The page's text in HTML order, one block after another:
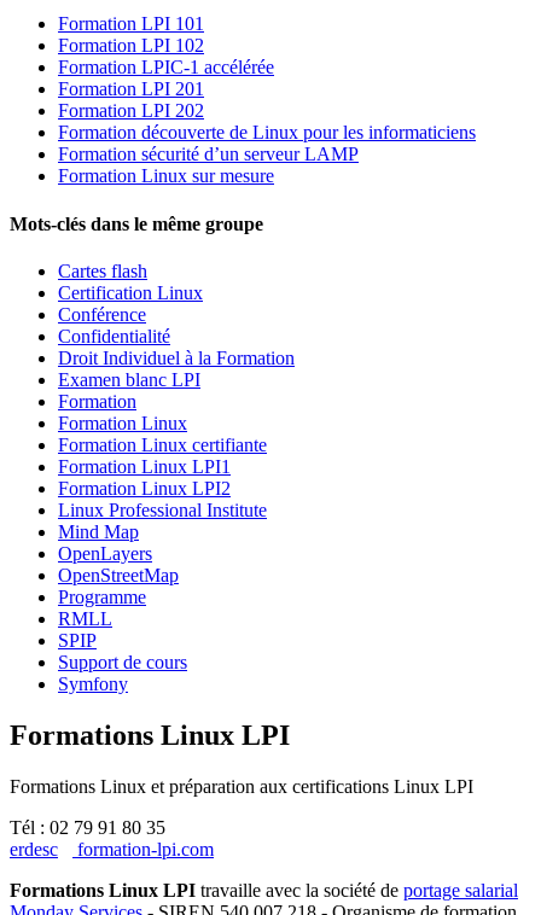
Formation LPI 101
Formation LPI 102
Formation LPIC-1 accélérée
Formation LPI 201
Formation LPI 202
Formation découverte de Linux pour les informaticiens
Formation sécurité d’un serveur LAMP
Formation Linux sur mesure
Mots-clés dans le même groupe
Cartes flash
Certification Linux
Conférence
Confidentialité
Droit Individuel à la Formation
Examen blanc LPI
Formation
Formation Linux
Formation Linux certifiante
Formation Linux LPI1
Formation Linux LPI2
Linux Professional Institute
Mind Map
OpenLayers
OpenStreetMap
Programme
RMLL
SPIP
Support de cours
Symfony
Formations Linux LPI
Formations Linux et préparation aux certifications Linux LPI
Tél : 02 79 91 80 35
erdesc
formation-lpi.com
Formations Linux LPI travaille avec la société de portage salarial